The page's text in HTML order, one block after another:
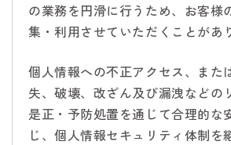
の業務を円滑に行うため、お客様
集・利用させていただくことがあ
個人情報への不正アクセス、また
失、破壊、改ざん及び漏洩などの
是正・予防処置を通じて合理的な
じ、個人情報セキュリティ体制を